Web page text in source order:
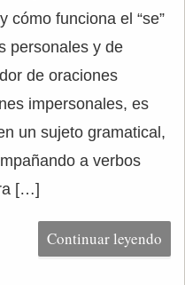
cómo funciona el “se”
personales y de
de oraciones
impersonales, es
un sujeto gramatical,
a verbos
[…]
Continuar leyendo